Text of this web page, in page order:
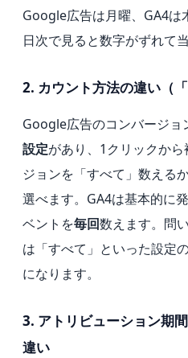
Google広告は月曜、GA4
日次で見ると数字がずれて当
2. カウント方法の違い（
Google広告のコンバージョ
設定があり、1クリックか
ジョンを「すべて」数える
選べます。GA4は基本的に
ベントを毎回数えます。問
は「すべて」といった設定
になります。
3. アトリビューション期
違い